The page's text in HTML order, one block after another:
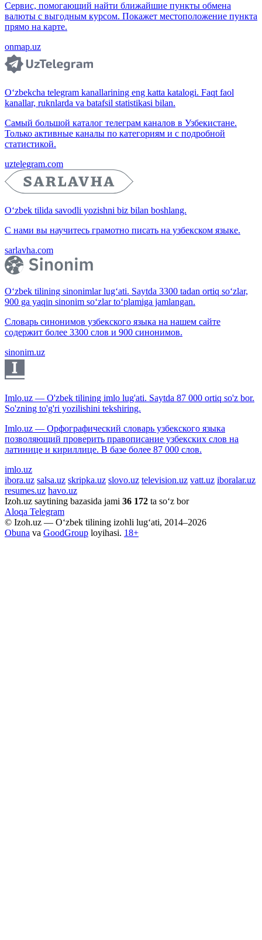
Сервис, помогающий найти ближайшие пункты обмена
валюты с выгодным курсом. Покажет местоположение пункта
прямо на карте.
onmap.uz
O‘zbekcha telegram kanallarining eng katta katalogi. Faqt faol
kanallar, ruknlarda va batafsil statistikasi bilan.
Самый большой каталог телеграм каналов в Узбекистане.
Только активные каналы по категориям и с подробной
статистикой.
uztelegram.com
O‘zbek tilida savodli yozishni biz bilan boshlang.
С нами вы научитесь грамотно писать на узбекском языке.
sarlavha.com
O‘zbek tilining sinonimlar lug‘ati. Saytda 3300 tadan ortiq so‘zlar,
900 ga yaqin sinonim so‘zlar to‘plamiga jamlangan.
Словарь синонимов узбекского языка на нашем сайте
содержит более 3300 слов и 900 синонимов.
sinonim.uz
Imlo.uz — O'zbek tilining imlo lug'ati. Saytda 87 000 ortiq so'z bor.
So'zning to'g'ri yozilishini tekshiring.
Imlo.uz — Орфографический словарь узбекского языка
позволяющий проверить правописание узбекских слов на
латинице и кириллице. В базе более 87 000 слов.
imlo.uz
ibora.uz salsa.uz skripka.uz slovo.uz television.uz vatt.uz iboralar.uz
resumes.uz havo.uz
Izoh.uz saytining bazasida jami 36 172 ta so‘z bor
Aloqa Telegram
© Izoh.uz — O‘zbek tilining izohli lug‘ati, 2014–2026
Obuna va GoodGroup loyihasi. 18+